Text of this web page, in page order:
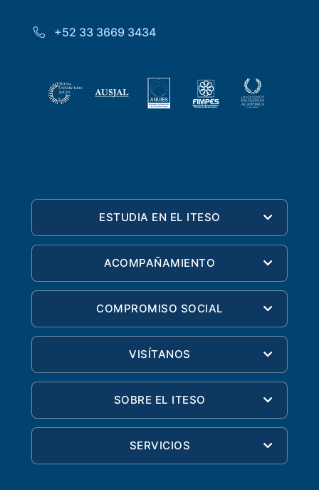
+52 33 3669 3434
ESTUDIA EN EL ITESO
ACOMPAÑAMIENTO
COMPROMISO SOCIAL
VISÍTANOS
SOBRE EL ITESO
SERVICIOS